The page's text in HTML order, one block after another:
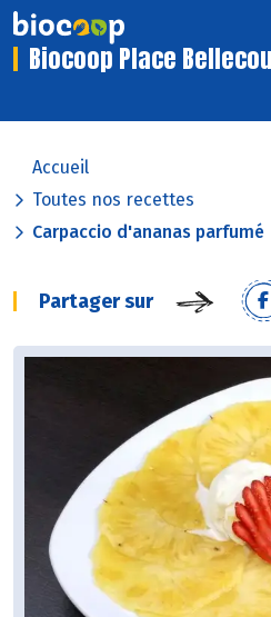
Biocoop Place
Accueil
Toutes nos recettes
Carpaccio d'ananas parfumé
Partager sur